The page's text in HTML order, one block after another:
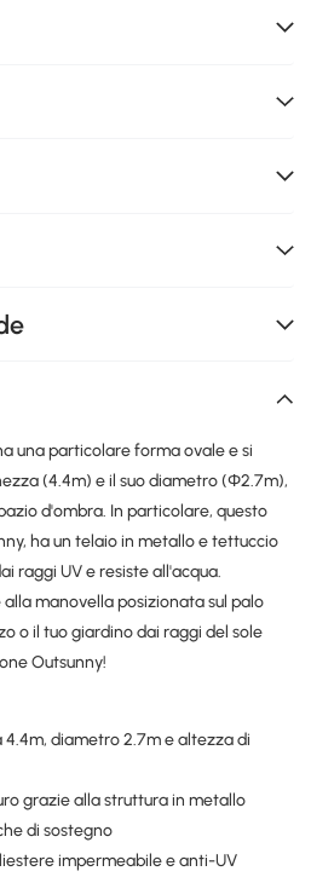
una particolare forma ovale e si
(4.4m) e il suo diametro (Φ2.7m),
d'ombra. In particolare, questo
ha un telaio in metallo e tettuccio
raggi UV e resiste all'acqua.
manovella posizionata sul palo
o il tuo giardino dai raggi del sole
Outsunny!
4.4m, diametro 2.7m e altezza di
grazie alla struttura in metallo
di sostegno
impermeabile e anti-UV